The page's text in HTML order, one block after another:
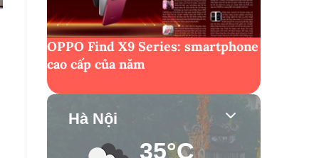
OPPO Find X9 Series: smartphone
cao cấp của năm
Hà Nội
35°C